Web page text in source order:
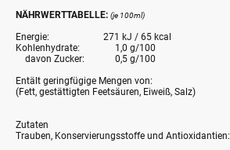
NÄHRWERTTABELLE: (je 100ml)
Energie: 271 kJ / 65 kcal
Kohlenhydrate: 1,0 g/100
davon Zucker: 0,5 g/100
Entält geringfügige Mengen von:
(Fett, gestättigten Feetsäuren, Eiweiß, Salz)
Zutaten
Trauben, Konservierungsstoffe und Antioxidantien: